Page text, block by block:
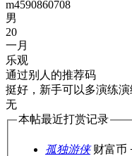
m4590860708
男
20
一月
乐观
通过别人的推荐码
挺好，新手可以多演练
无
本帖最近打赏记录
孤独游侠 财富币